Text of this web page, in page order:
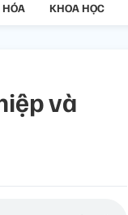
KHOA HỌC
và